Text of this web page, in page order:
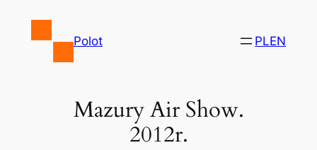
Polot PLEN
Mazury Air Show.
2012r.